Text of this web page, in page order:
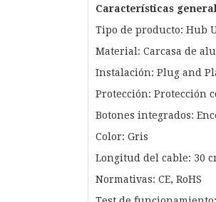
Características
Tipo de producto: Hub
Material: Carcasa de
Instalación: Plug and
Protección: Protección
Botones integrados:
Color: Gris
Longitud del cable: 30
Normativas: CE, RoHS